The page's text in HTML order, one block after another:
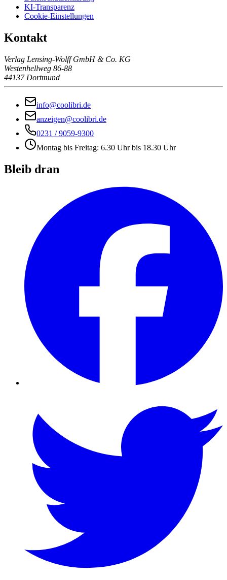
KI-Transparenz
Cookie-Einstellungen
Kontakt
Verlag Lensing-Wolff GmbH & Co. KG
Westenhellweg 86-88
44137 Dortmund
info@coolibri.de
anzeigen@coolibri.de
0231 / 9059-9300
Montag bis Freitag: 6.30 Uhr bis 18.30 Uhr
Bleib dran